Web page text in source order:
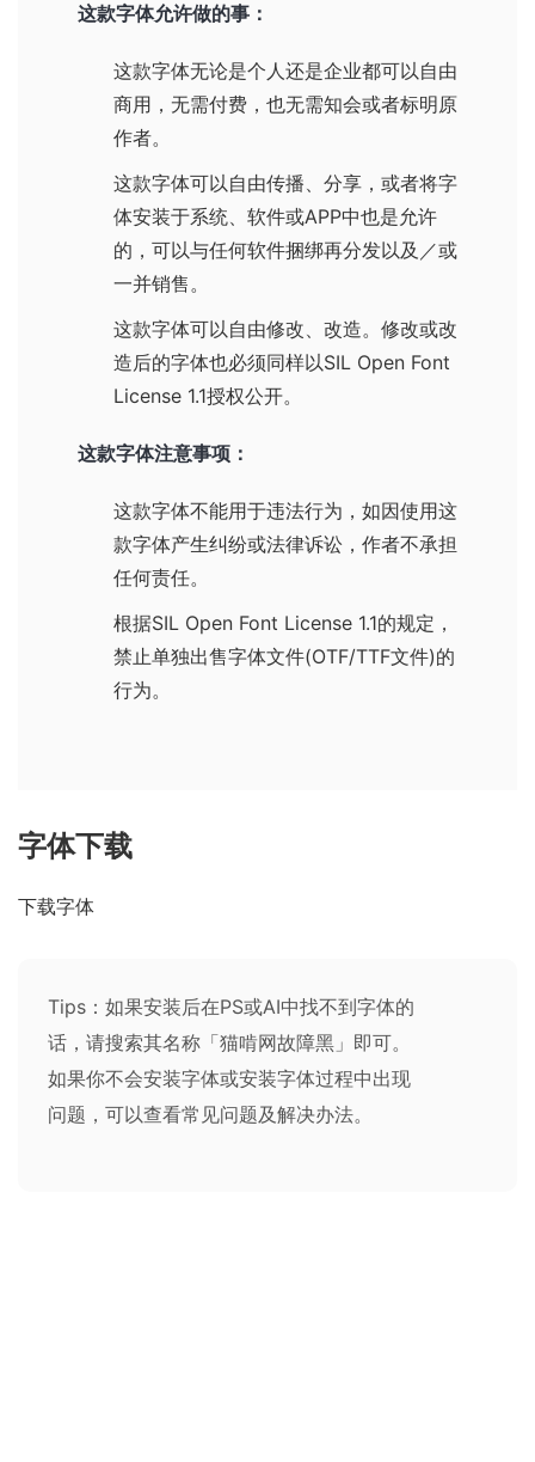
这款字体允许做的事：
这款字体无论是个人还是企业都可以自由
商用，无需付费，也无需知会或者标明原
作者。
这款字体可以自由传播、分享，或者将字
体安装于系统、软件或APP中也是允许
的，可以与任何软件捆绑再分发以及／或
一并销售。
这款字体可以自由修改、改造。修改或改
造后的字体也必须同样以SIL Open Font
License 1.1授权公开。
这款字体注意事项：
这款字体不能用于违法行为，如因使用这
款字体产生纠纷或法律诉讼，作者不承担
任何责任。
根据SIL Open Font License 1.1的规定，
禁止单独出售字体文件(OTF/TTF文件)的
行为。
字体下载
下载字体
Tips：如果安装后在PS或AI中找不到字体的
话，请搜索其名称「猫啃网故障黑」即可。
如果你不会安装字体或安装字体过程中出现
问题，可以查看常见问题及解决办法。